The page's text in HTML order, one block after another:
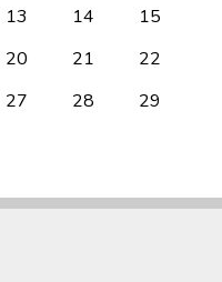
13 14
15
20 21
22
27 28
29